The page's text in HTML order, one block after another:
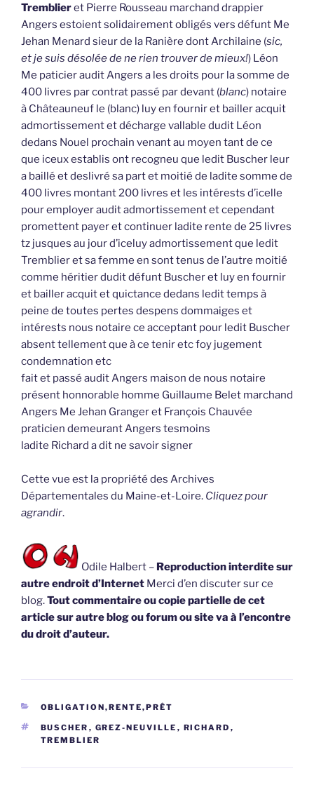
Tremblieret Pierre Rousseau marchand drappier
Angers estoient solidairement obligés vers défunt Me
Jehan Menard sieur de la Ranière dont Archilaine (sic,
et je suis désolée de ne rien trouver de mieux!) Léon
Me paticier audit Angers a les droits pour la somme de
400 livres par contrat passé par devant (blanc) notaire
à Châteauneuf le (blanc) luy en fournir et bailler acquit
admortissement et décharge vallable dudit Léon
dedans Nouel prochain venant au moyen tant de ce
que iceux establis ont recogneu que ledit Buscher leur
a baillé et deslivré sa part et moitié de ladite somme de
400 livres montant 200 livres et les intérests d’icelle
pour employer audit admortissement et cependant
promettent payer et continuer ladite rente de 25 livres
tz jusques au jour d’iceluy admortissement que ledit
Tremblier et sa femme en sont tenus de l’autre moitié
comme héritier dudit défunt Buscher et luy en fournir
et bailler acquit et quictance dedans ledit temps à
peine de toutes pertes despens dommaiges et
intérests nous notaire ce acceptant pour ledit Buscher
absent tellement que à ce tenir etc foy jugement
condemnation etc
fait et passé audit Angers maison de nous notaire
présent honnorable homme Guillaume Belet marchand
Angers Me Jehan Granger et François Chauvée
praticien demeurant Angers tesmoins
ladite Richard a dit ne savoir signer
Cette vue est la propriété des Archives
Départementales du Maine-et-Loire. Cliquez pour
agrandir.
Odile Halbert – Reproduction interdite sur
autre endroit d’Internet Merci d’en discuter sur ce
blog.Tout commentaire ou copie partielle de cet
article sur autre blog ou forum ou site va à l’encontre
du droit d’auteur.
CATÉGORIES
OBLIGATION,RENTE,PRÊT
ÉTIQUETTES
BUSCHER , GREZ-NEUVILLE , RICHARD ,
TREMBLIER